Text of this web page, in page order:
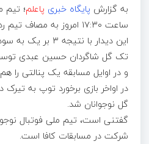
به گزارش پایگاه خبری پاعلم؛ تیم
ساعت ۱۷:۳۰ امروز به
این دیدار با نتیجه ۳ بر یک به سود سایپا به پایان رسید.
تک گل شاگردان حسین عبدی
و در اوایل مسابقه یک پنالتی را
در اواخر بازی برخورد توپ به تیرک
گل نوجوانان شد.
گفتنی است، تیم ملی فوتبال
شرکت در مسابقات کافا است.